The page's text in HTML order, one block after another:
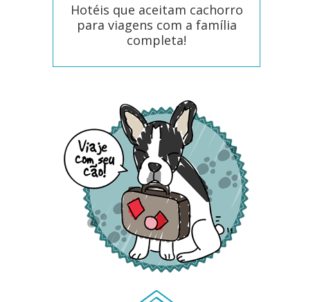
Hotéis que aceitam cachorro
para viagens com a família
completa!